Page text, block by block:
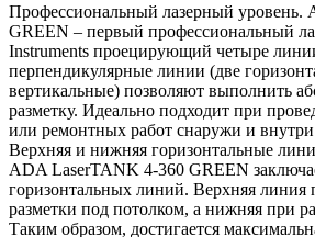
Профессиональный лазерный уровень.
GREEN – первый профессиональный
Instruments проецирующий четыре
перпендикулярные линии (две
вертикальные) позволяют выполнить
разметку. Идеально подходит при
или ремонтных работ снаружи и
Верхняя и нижняя горизонтальные
ADA LaserTANK 4-360 GREEN
горизонтальных линий. Верхняя линия
разметки под потолком, а нижняя при
Таким образом, достигается